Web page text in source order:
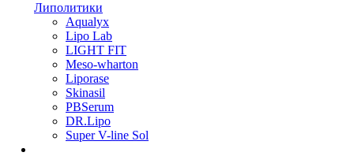
Липолитики
Aqualyx
Lipo Lab
LIGHT FIT
Meso-wharton
Liporase
Skinasil
PBSerum
DR.Lipo
Super V-line Sol